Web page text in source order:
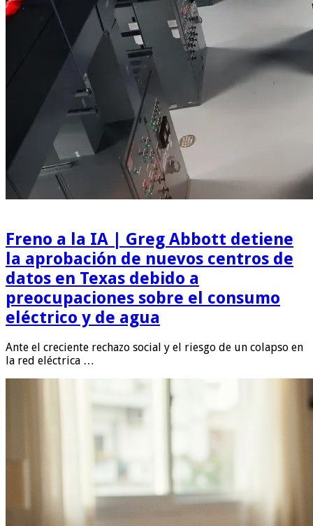
Freno a la IA | Greg Abbott detiene
la aprobación de nuevos centros de
datos en Texas debido a
preocupaciones sobre el consumo
eléctrico y de agua
Ante el creciente rechazo social y el riesgo de un colapso en
la red eléctrica …